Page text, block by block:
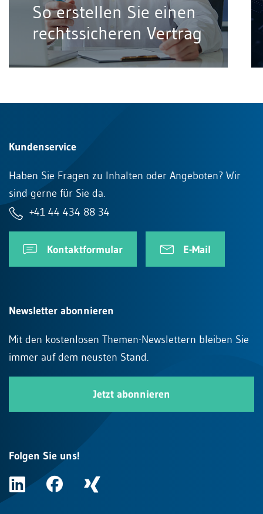
So erstellen Sie einen
rechtssicheren Vertrag
Kundenservice
Haben Sie Fragen zu Inhalten oder Angeboten? Wir
sind gerne für Sie da.
+41 44 434 88 34
Kontaktformular E-Mail
Newsletter abonnieren
Mit den kostenlosen Themen-Newslettern bleiben Sie
immer auf dem neusten Stand.
Jetzt abonnieren
Folgen Sie uns!